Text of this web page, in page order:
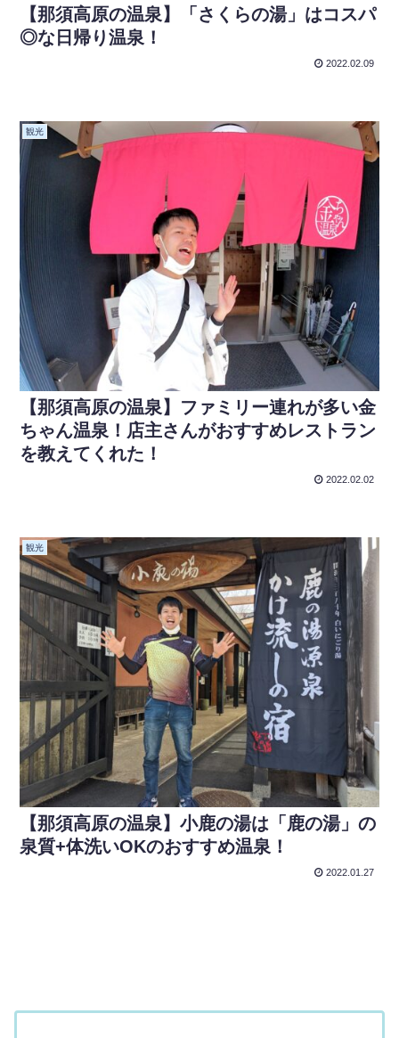
【那須高原の温泉】「さくらの湯」はコスパ
◎な日帰り温泉！
2022.02.09
観光
【那須高原の温泉】ファミリー連れが多い金
ちゃん温泉！店主さんがおすすめレストラン
を教えてくれた！
2022.02.02
観光
【那須高原の温泉】小鹿の湯は「鹿の湯」の
泉質+体洗いOKのおすすめ温泉！
2022.01.27